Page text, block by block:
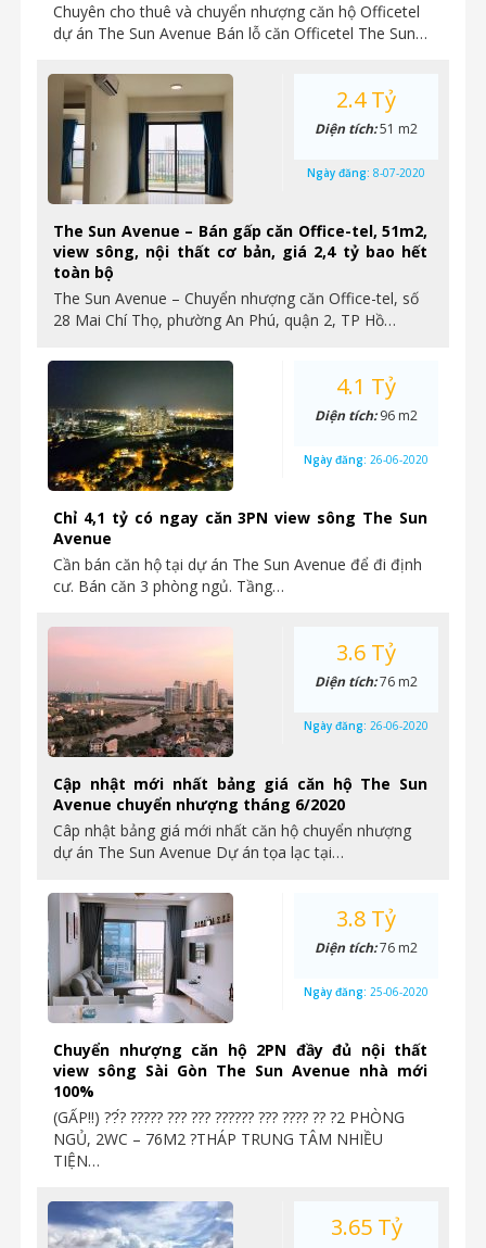
Chuyên cho thuê và chuyển nhượng căn hộ Officetel
dự án The Sun Avenue Bán lỗ căn Officetel The Sun…
The Sun Avenue – Bán gấp căn Office-tel, 51m2,
view sông, nội thất cơ bản, giá 2,4 tỷ bao hết
toàn bộ
The Sun Avenue – Chuyển nhượng căn Office-tel, số
28 Mai Chí Thọ, phường An Phú, quận 2, TP Hồ…
2.4 Tỷ
Diện tích:51 m2
Ngày đăng: 8-07-2020
Chỉ 4,1 tỷ có ngay căn 3PN view sông The Sun
Avenue
Cần bán căn hộ tại dự án The Sun Avenue để đi định
cư. Bán căn 3 phòng ngủ. Tầng…
4.1 Tỷ
Diện tích:96 m2
Ngày đăng: 26-06-2020
Cập nhật mới nhất bảng giá căn hộ The Sun
Avenue chuyển nhượng tháng 6/2020
Câp nhật bảng giá mới nhất căn hộ chuyển nhượng
dự án The Sun Avenue Dự án tọa lạc tại…
3.6 Tỷ
Diện tích:76 m2
Ngày đăng: 26-06-2020
Chuyển nhượng căn hộ 2PN đầy đủ nội thất
view sông Sài Gòn The Sun Avenue nhà mới
100%
(GẤP‼️) ??́? ????? ??? ??? ?????? ??? ???? ?? ?2 PHÒNG
NGỦ, 2WC – 76M2 ?THÁP TRUNG TÂM NHIỀU
TIỆN…
3.8 Tỷ
Diện tích:76 m2
Ngày đăng: 25-06-2020
3.65 Tỷ